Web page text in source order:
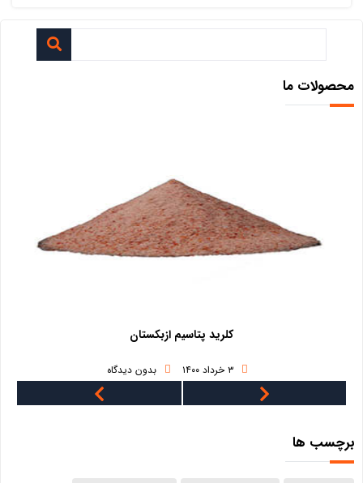
محصولات ما
کلرید پتاسیم ازبکستان
۳ خرداد ۱۴۰۰ بدون دیدگاه
برچسب ها